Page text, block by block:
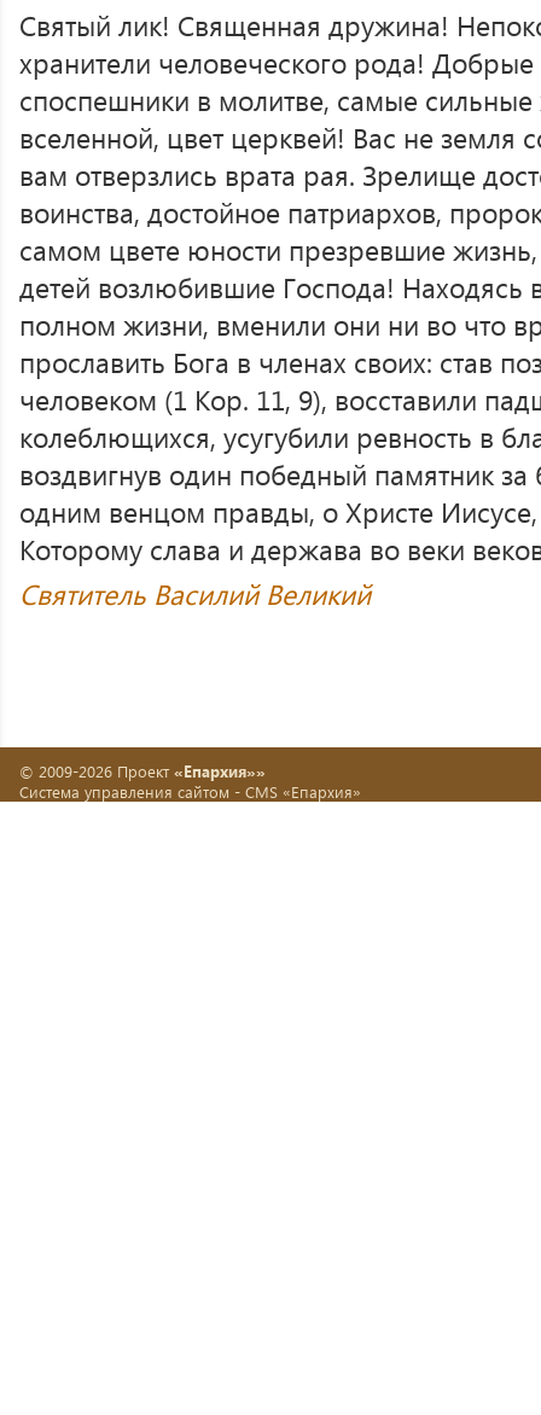
Святый лик! Священная дружина!
хранители человеческого рода!
споспешники в молитве, самые сильные
вселенной, цвет церквей! Вас не земля
вам отверзлись врата рая. Зрелище
воинства, достойное патриархов,
самом цвете юности презревшие
детей возлюбившие Господа! Находясь
полном жизни, вменили они ни во что
прославить Бога в членах своих: став
человеком (1 Кор. 11, 9), восставили
колеблющихся, усугубили ревность в
воздвигнув один победный памятник за
одним венцом правды, о Христе
Которому слава и держава во веки
Святитель Василий Великий
© 2009-2026 Проект «Епархия»»
Система управления сайтом - CMS «Епархия»